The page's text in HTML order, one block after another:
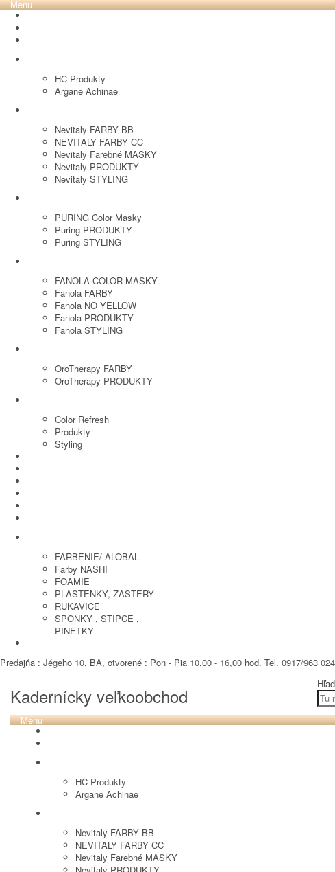
Menu
HC Produkty
Argane Achinae
Nevitaly FARBY BB
NEVITALY FARBY CC
Nevitaly Farebné MASKY
Nevitaly PRODUKTY
Nevitaly STYLING
PURING Color Masky
Puring PRODUKTY
Puring STYLING
FANOLA COLOR MASKY
Fanola FARBY
Fanola NO YELLOW
Fanola PRODUKTY
Fanola STYLING
OroTherapy FARBY
OroTherapy PRODUKTY
Color Refresh
Produkty
Styling
FARBENIE/ ALOBAL
Farby NASHI
FOAMIE
PLASTENKY, ZASTERY
RUKAVICE
SPONKY , STIPCE ,
PINETKY
Predajňa : Jégeho 10, BA, otvorené : Pon - Pia 10,00 - 16,00 hod. Tel. 0917/963
Kadernícky veľkoobchod
Menu
HC Produkty
Argane Achinae
Nevitaly FARBY BB
NEVITALY FARBY CC
Nevitaly Farebné MASKY